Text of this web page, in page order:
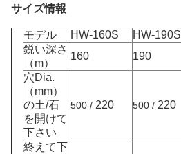
サイズ情報
モデル HW-160S HW-190S
鋭い深さ
（m）
160 190
穴Dia.
（mm）
の土/石
を開けて
下さい
500 / 220 500 / 220
終えて下